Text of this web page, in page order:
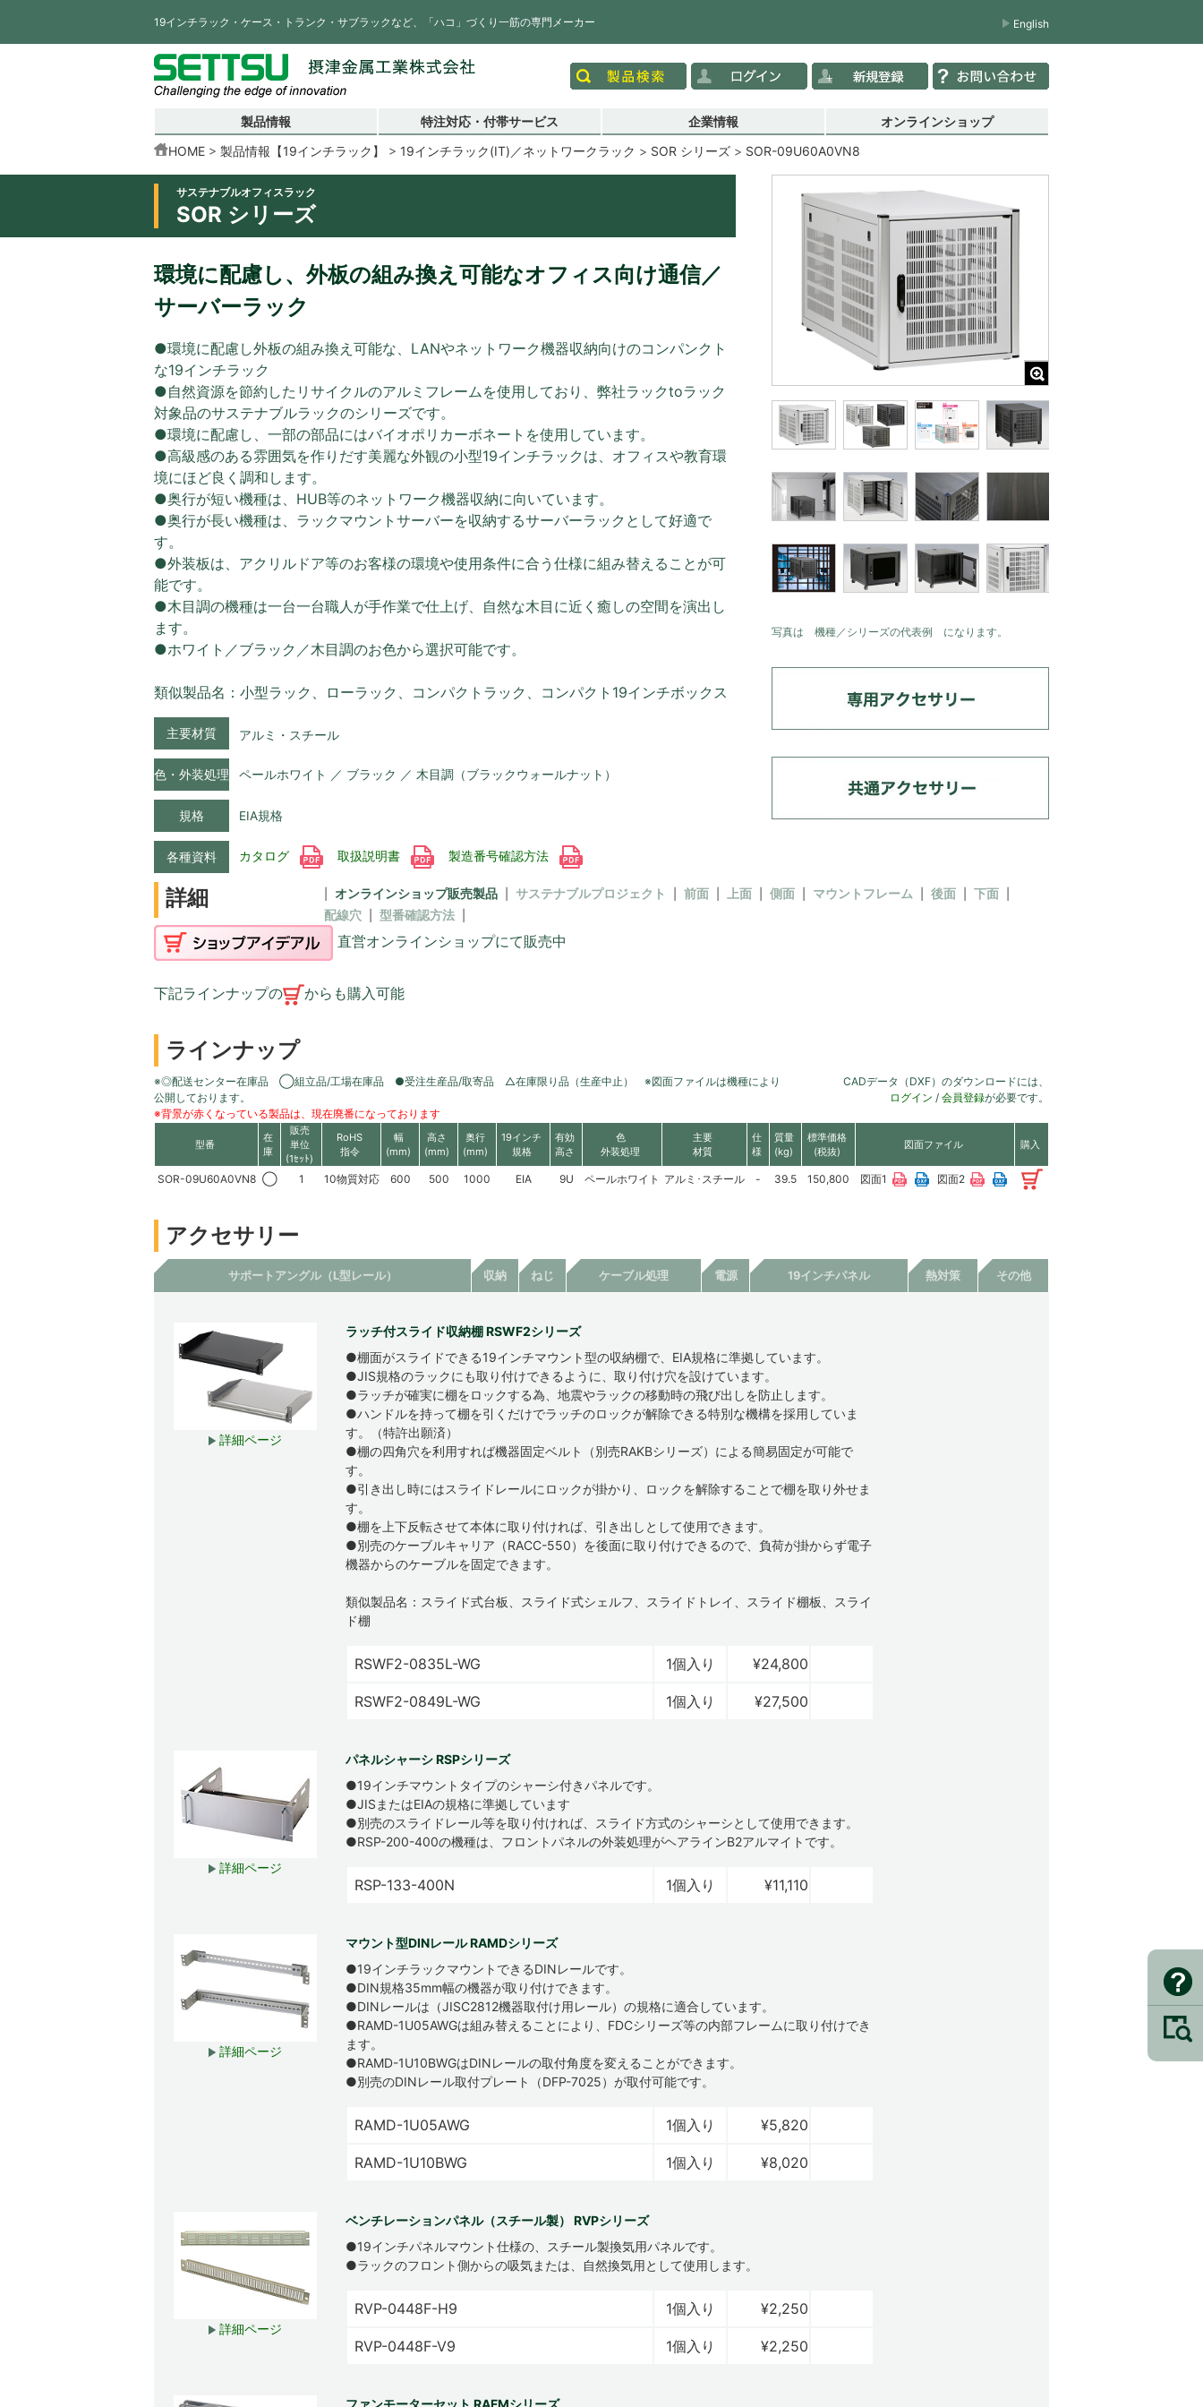
19インチラック・ケース・トランク・サブラックなど、「ハコ」づくり一筋の専門メーカー English
製品情報 特注対応・付帯サービス 企業情報 オンラインショップ
HOME 製品情報【19インチラック】 19インチラック(IT)／ネットワークラック SOR シリーズ SOR-09U60A0VN8
サステナブルオフィスラック
SOR シリーズ
環境に配慮し、外板の組み換え可能なオフィス向け通信／
サーバーラック
●環境に配慮し外板の組み換え可能な、LANやネットワーク機器収納向けのコンパンクト
な19インチラック
●自然資源を節約したリサイクルのアルミフレームを使用しており、弊社ラックtoラック
対象品のサステナブルラックのシリーズです。
●環境に配慮し、一部の部品にはバイオポリカーボネートを使用しています。
●高級感のある雰囲気を作りだす美麗な外観の小型19インチラックは、オフィスや教育環
境にほど良く調和します。
●奥行が短い機種は、HUB等のネットワーク機器収納に向いています。
●奥行が長い機種は、ラックマウントサーバーを収納するサーバーラックとして好適で
す。
●外装板は、アクリルドア等のお客様の環境や使用条件に合う仕様に組み替えることが可
能です。
●木目調の機種は一台一台職人が手作業で仕上げ、自然な木目に近く癒しの空間を演出し
ます。
●ホワイト／ブラック／木目調のお色から選択可能です。
類似製品名：小型ラック、ローラック、コンパクトラック、コンパクト19インチボックス
主要材質 アルミ・スチール
色・外装処理 ペールホワイト ／ ブラック ／ 木目調（ブラックウォールナット）
規格 EIA規格
各種資料 カタログ 取扱説明書 製造番号確認方法
写真は 機種／シリーズの代表例 になります。
詳細 オンラインショップ販売製品 サステナブルプロジェクト 前面 上面 側面 マウントフレーム 後面
下面
配線穴
型番確認方法
直営オンラインショップにて販売中
下記ラインナップの からも購入可能
ラインナップ
※◎配送センター在庫品 ◯組立品/工場在庫品 ●受注生産品/取寄品 △在庫限り品（生産中止） ※図面ファイルは機種により
公開しております。
※背景が赤くなっている製品は、現在廃番になっております
CADデータ（DXF）のダウンロードには、
ログイン / 会員登録が必要です。
型番
在
庫
販売
単位
(1ｾｯﾄ)
RoHS
指令
幅
(mm)
高さ
(mm)
奥行
(mm)
19インチ
規格
有効
高さ
色
外装処理
主要
材質
仕
様
質量
(kg)
標準価格
(税抜)
図面ファイル 購入
SOR-09U60A0VN8 ◯ 1 10物質対応 600 500 1000 EIA 9U ペールホワイト アルミ･スチール - 39.5 150,800 図面1 図面2
アクセサリー
サポートアングル（L型レール） 収納 ねじ ケーブル処理 電源 19インチパネル 熱対策 その他
詳細ページ
ラッチ付スライド収納棚 RSWF2シリーズ
●棚面がスライドできる19インチマウント型の収納棚で、EIA規格に準拠しています。
●JIS規格のラックにも取り付けできるように、取り付け穴を設けています。
●ラッチが確実に棚をロックする為、地震やラックの移動時の飛び出しを防止します。
●ハンドルを持って棚を引くだけでラッチのロックが解除できる特別な機構を採用していま
す。（特許出願済）
●棚の四角穴を利用すれば機器固定ベルト（別売RAKBシリーズ）による簡易固定が可能で
す。
●引き出し時にはスライドレールにロックが掛かり、ロックを解除することで棚を取り外せま
す。
●棚を上下反転させて本体に取り付ければ、引き出しとして使用できます。
●別売のケーブルキャリア（RACC-550）を後面に取り付けできるので、負荷が掛からず電子
機器からのケーブルを固定できます。
類似製品名：スライド式台板、スライド式シェルフ、スライドトレイ、スライド棚板、スライ
ド棚
RSWF2-0835L-WG 1個入り ¥24,800
RSWF2-0849L-WG 1個入り ¥27,500
詳細ページ
パネルシャーシ RSPシリーズ
●19インチマウントタイプのシャーシ付きパネルです。
●JISまたはEIAの規格に準拠しています
●別売のスライドレール等を取り付ければ、スライド方式のシャーシとして使用できます。
●RSP-200-400の機種は、フロントパネルの外装処理がヘアラインB2アルマイトです。
RSP-133-400N 1個入り ¥11,110
詳細ページ
マウント型DINレール RAMDシリーズ
●19インチラックマウントできるDINレールです。
●DIN規格35mm幅の機器が取り付けできます。
●DINレールは（JISC2812機器取付け用レール）の規格に適合しています。
●RAMD-1U05AWGは組み替えることにより、FDCシリーズ等の内部フレームに取り付けでき
ます。
●RAMD-1U10BWGはDINレールの取付角度を変えることができます。
●別売のDINレール取付プレート（DFP-7025）が取付可能です。
RAMD-1U05AWG 1個入り ¥5,820
RAMD-1U10BWG 1個入り ¥8,020
詳細ページ
ベンチレーションパネル（スチール製） RVPシリーズ
●19インチパネルマウント仕様の、スチール製換気用パネルです。
●ラックのフロント側からの吸気または、自然換気用として使用します。
RVP-0448F-H9 1個入り ¥2,250
RVP-0448F-V9 1個入り ¥2,250
ファンモーターセット RAFMシリーズ